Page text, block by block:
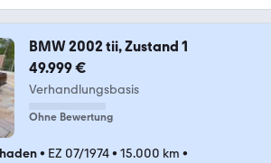
BMW 2002 tii, Zustand 1
49.999 €
Verhandlungsbasis
Ohne Bewertung
• EZ 07/1974• 15.000 km •